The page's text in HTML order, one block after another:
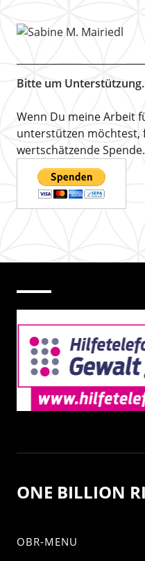
Bitte um Unterstützung.
Wenn Du meine Arbeit
unterstützen möchtest,
wertschätzende
ONE BILLION
OBR-MENU